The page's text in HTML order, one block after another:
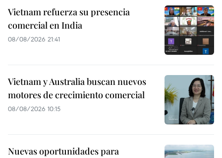
Vietnam refuerza su presencia
comercial en India
08/08/2026 21:41
Vietnam y Australia buscan nuevos
motores de crecimiento comercial
08/08/2026 10:15
Nuevas oportunidades para